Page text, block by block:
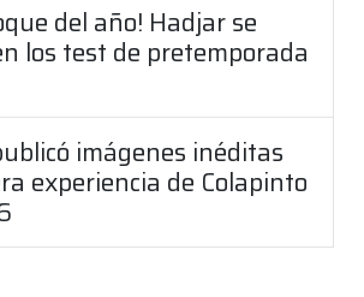
del año! Hadjar se
los test de pretemporada
imágenes inéditas
experiencia de Colapinto